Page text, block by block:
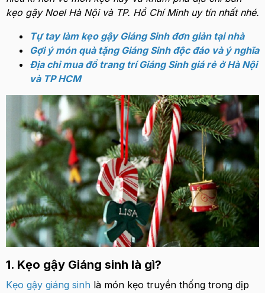
kẹo gậy Noel Hà Nội và TP. Hồ Chí Minh uy tín nhất nhé.
Tự tay làm kẹo gậy Giáng Sinh đơn giản tại nhà
Gợi ý món quà tặng Giáng Sinh độc đáo và ý nghĩa
Địa chỉ mua đồ trang trí Giáng Sinh giá rẻ ở Hà Nội
và TP HCM
1. Kẹo gậy Giáng sinh là gì?
Kẹo gậy giáng sinh là món kẹo truyền thống trong dịp